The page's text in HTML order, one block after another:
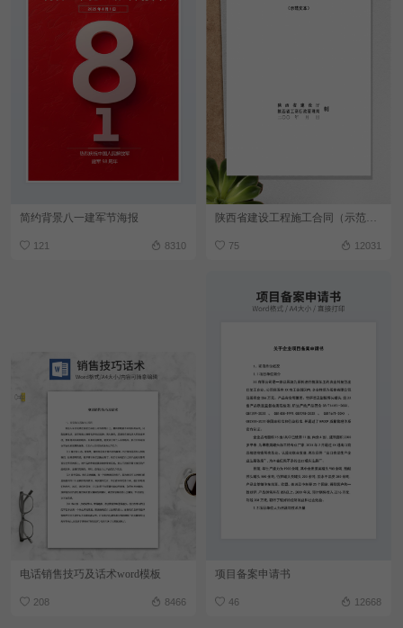
简约背景八一建军节海报
121 8310
陕西省建设工程施工合同（示范文本）
75 12031
电话销售技巧及话术word模板
208 8466
项目备案申请书
46 12668